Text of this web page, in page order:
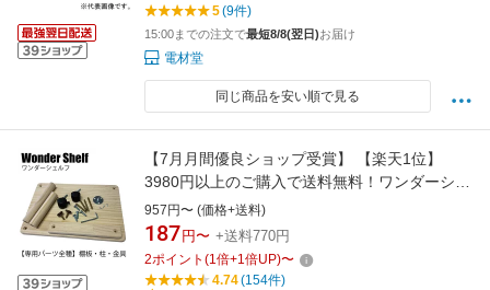
5(9件)
15:00までの注文で最短8/8(翌日)お届け
電材堂
同じ商品を安い順で見る
【7月月間優良ショップ受賞】 【楽天1位】
3980円以上のご購入で送料無料！ワンダーシェ
ルフ 棚板 柱 専用金具 オープンラック 木製 ラ
ック シェフル 棚 天然木 木製 本棚 本 収納 収納
棚 おしゃれ スリム モンテッソーリ教育 かたづ
け 絵本ラック
957円〜 (価格+送料)
187 円〜 +送料770円
2ポイント (1倍+1倍UP)〜
4.74(154件)